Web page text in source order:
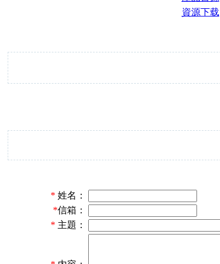
資源下载
* 姓名：
*信箱：
* 主題：